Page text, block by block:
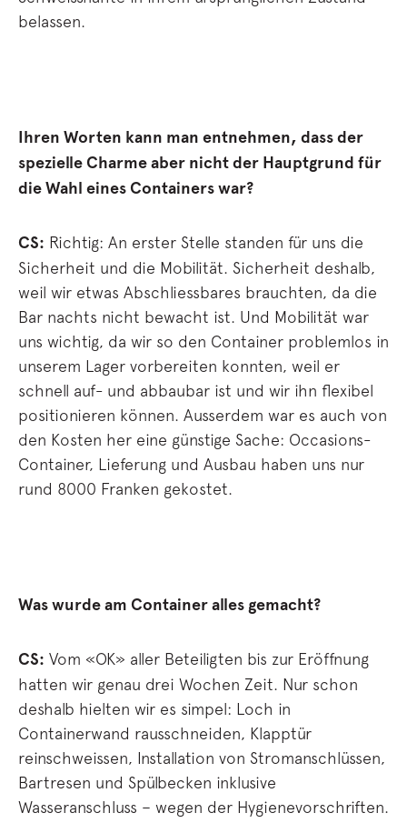
belassen.
Ihren Worten kann man entnehmen, dass der
spezielle Charme aber nicht der Hauptgrund für
die Wahl eines Containers war?
CS: Richtig: An erster Stelle standen für uns die
Sicherheit und die Mobilität. Sicherheit deshalb,
weil wir etwas Abschliessbares brauchten, da die
Bar nachts nicht bewacht ist. Und Mobilität war
uns wichtig, da wir so den Container problemlos in
unserem Lager vorbereiten konnten, weil er
schnell auf- und abbaubar ist und wir ihn flexibel
positionieren können. Ausserdem war es auch von
den Kosten her eine günstige Sache: Occasions-
Container, Lieferung und Ausbau haben uns nur
rund 8000 Franken gekostet.
Was wurde am Container alles gemacht?
CS: Vom «OK» aller Beteiligten bis zur Eröffnung
hatten wir genau drei Wochen Zeit. Nur schon
deshalb hielten wir es simpel: Loch in
Containerwand rausschneiden, Klapptür
reinschweissen, Installation von Stromanschlüssen,
Bartresen und Spülbecken inklusive
Wasseranschluss – wegen der Hygienevorschriften.